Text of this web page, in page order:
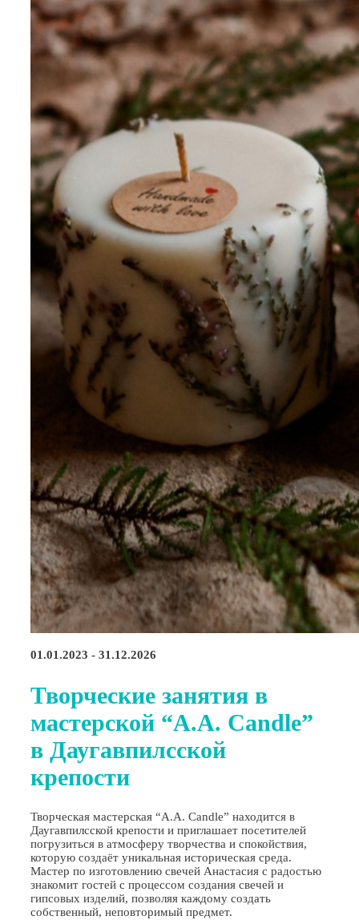
01.01.2023 - 31.12.2026
Творческие занятия в
мастерской “A.A. Candle”
в Даугавпилсской
крепости
Творческая мастерская “A.A. Candle” находится в
Даугавпилсской крепости и приглашает посетителей
погрузиться в атмосферу творчества и спокойствия,
которую создаёт уникальная историческая среда.
Мастер по изготовлению свечей Анастасия с радостью
знакомит гостей с процессом создания свечей и
гипсовых изделий, позволяя каждому создать
собственный, неповторимый предмет.